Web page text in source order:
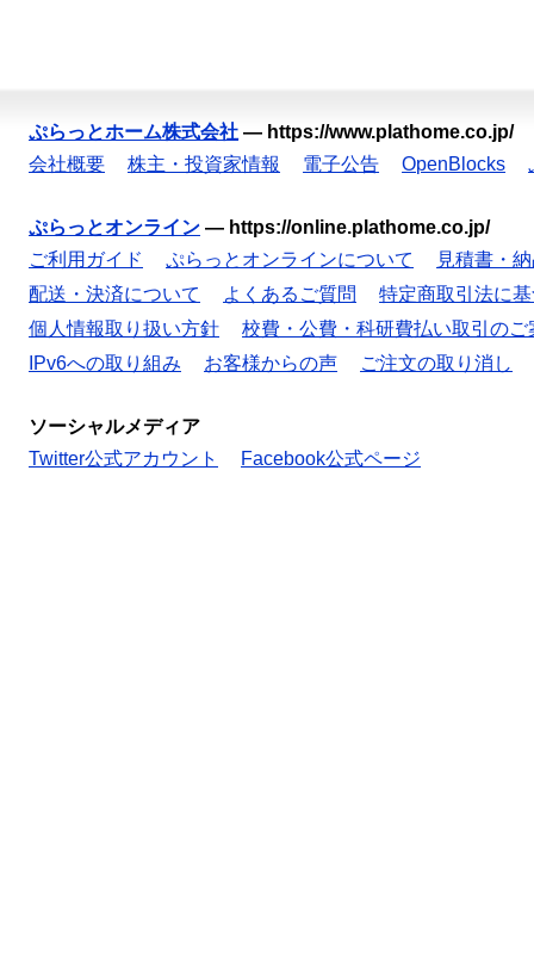
ぷらっとホーム株式会社 — https://www.plathome.co.jp/
会社概要
株主・投資家情報 電子公告 OpenBlocks
ぷらっとオンライン — https://online.plathome.co.jp/
ご利用ガイド
ぷらっとオンラインについて
見積書・
配送・決済について
よくあるご質問
特定商取引法に
個人情報取り扱い方針
校費・公費・科研費払い取引のご
IPv6への取り組み
お客様からの声 ご注文の取り消し
ソーシャルメディア
Twitter公式アカウント
Facebook公式ページ